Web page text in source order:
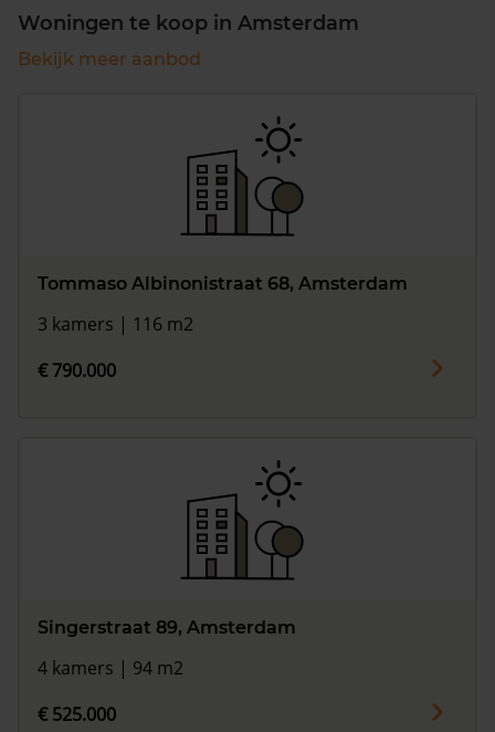
Woningen te koop in Amsterdam
Bekijk meer aanbod
Tommaso Albinonistraat 68, Amsterdam
3 kamers | 116 m2
€ 790.000
Singerstraat 89, Amsterdam
4 kamers | 94 m2
€ 525.000